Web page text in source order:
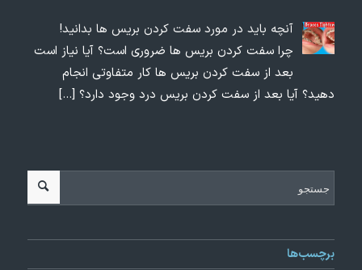
آنچه باید در مورد سفت کردن بریس ها بدانید!
چرا سفت کردن بریس ها ضروری است؟ آیا نیاز است
بعد از سفت کردن بریس ها کار متفاوتی انجام
دهید؟ آیا بعد از سفت کردن بریس درد وجود دارد؟[…]
برچسب‌ها